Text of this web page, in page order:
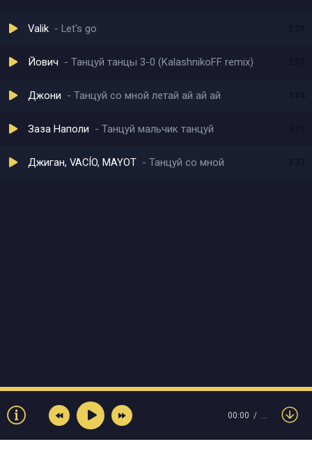
Valik Let's go 2:29
Йович Танцуй танцы 3-0 (KalashnikoFF remix)
Джони Танцуй со мной летай ай ай ай 3:04
Заза Наполи Танцуй мальчик танцуй
Джиган, VACÍO, MAYOT Танцуй со мной 3:33
00:00 …